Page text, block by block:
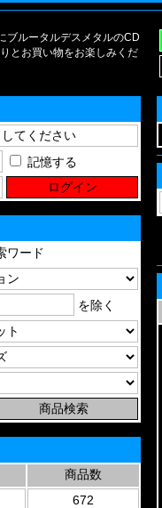
ブルータルデスメタルのCD
とお買い物をお楽しみくだ
記憶する
ワード
を除く
商品数
672